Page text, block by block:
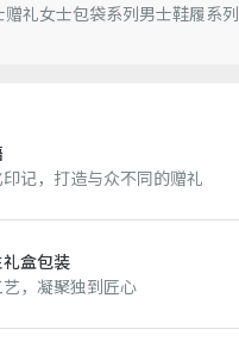
赠礼女士包袋系列男士鞋履系列
记，打造与众不同的赠礼
盒包装
，凝聚独到匠心